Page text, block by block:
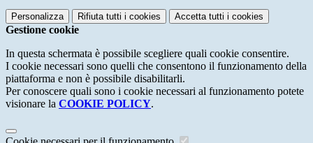
Personalizza Rifiuta tutti i cookies Accetta tutti i cookies
Gestione cookie
In questa schermata è possibile scegliere quali cookie consentire.
I cookie necessari sono quelli che consentono il funzionamento della
piattaforma e non è possibile disabilitarli.
Per conoscere quali sono i cookie necessari al funzionamento potete
visionare la COOKIE POLICY.